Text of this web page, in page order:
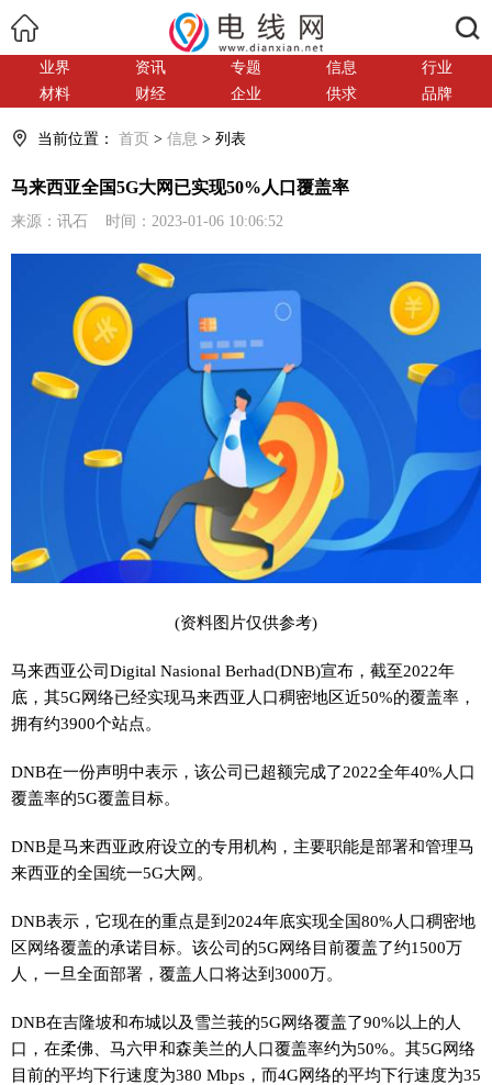
业界 资讯 专题 信息
行业
材料
财经 企业 供求 品牌
当前位置： 首页 > 信息 > 列表
马来西亚全国5G大网已实现50%人口覆盖率
来源：讯石 时间：2023-01-06 10:06:52
(资料图片仅供参考)
马来西亚公司Digital Nasional Berhad(DNB)宣布，截至2022年
底，其5G网络已经实现马来西亚人口稠密地区近50%的覆盖率，
拥有约3900个站点。
DNB在一份声明中表示，该公司已超额完成了2022全年40%人口
覆盖率的5G覆盖目标。
DNB是马来西亚政府设立的专用机构，主要职能是部署和管理马
来西亚的全国统一5G大网。
DNB表示，它现在的重点是到2024年底实现全国80%人口稠密地
区网络覆盖的承诺目标。该公司的5G网络目前覆盖了约1500万
人，一旦全面部署，覆盖人口将达到3000万。
DNB在吉隆坡和布城以及雪兰莪的5G网络覆盖了90%以上的人
口，在柔佛、马六甲和森美兰的人口覆盖率约为50%。其5G网络
目前的平均下行速度为380 Mbps，而4G网络的平均下行速度为35